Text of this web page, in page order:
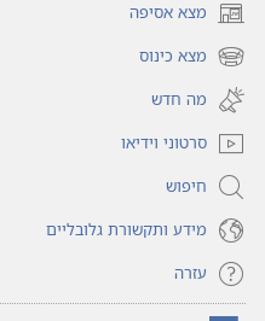
מצא אסיפה(פותח
חלון
חדש)
מצא כינוס(פותח
חלון
חדש)
מה חדש
סרטוני וידיאו
חיפוש
מידע ותקשורת גלובליים
עזרה